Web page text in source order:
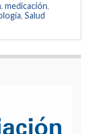
, medicación,
, Salud